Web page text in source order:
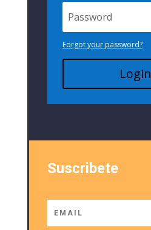
Forgot your password?
Login
Suscribete